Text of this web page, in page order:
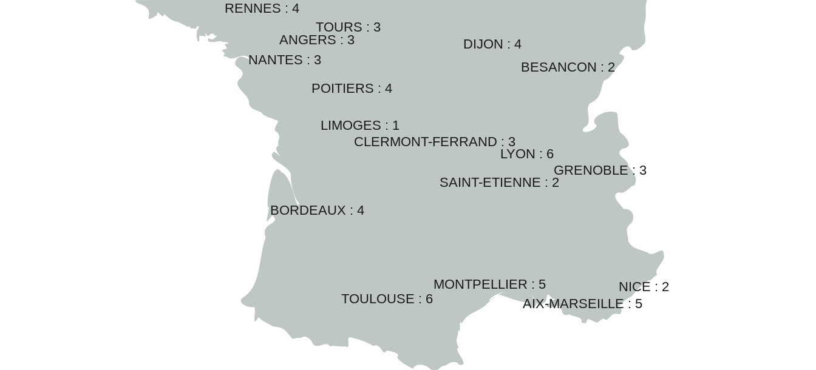
AIX-MARSEILLE : 5
ANGERS : 3
BESANCON : 2
BORDEAUX : 4
CLERMONT-FERRAND : 3
DIJON : 4
GRENOBLE : 3
LIMOGES : 1
LYON : 6
MONTPELLIER : 5
NANTES : 3
NICE : 2
POITIERS : 4
RENNES : 4
SAINT-ETIENNE : 2
TOULOUSE : 6
TOURS : 3